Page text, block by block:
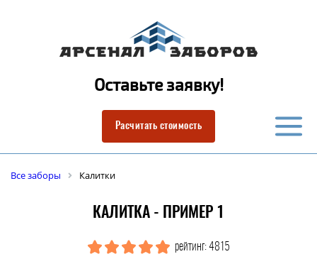
Оставьте заявку!
Расчитать стоимость
Все заборы Калитки
КАЛИТКА - ПРИМЕР 1
рейтинг: 4815